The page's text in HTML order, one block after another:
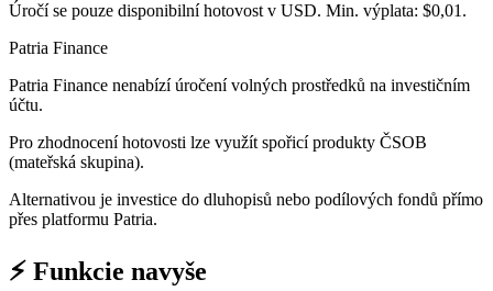
Úročí se pouze disponibilní hotovost v USD. Min. výplata: $0,01.
Patria Finance
Patria Finance nenabízí úročení volných prostředků na investičním
účtu.
Pro zhodnocení hotovosti lze využít spořicí produkty ČSOB
(mateřská skupina).
Alternativou je investice do dluhopisů nebo podílových fondů přímo
přes platformu Patria.
⚡ Funkcie navyše